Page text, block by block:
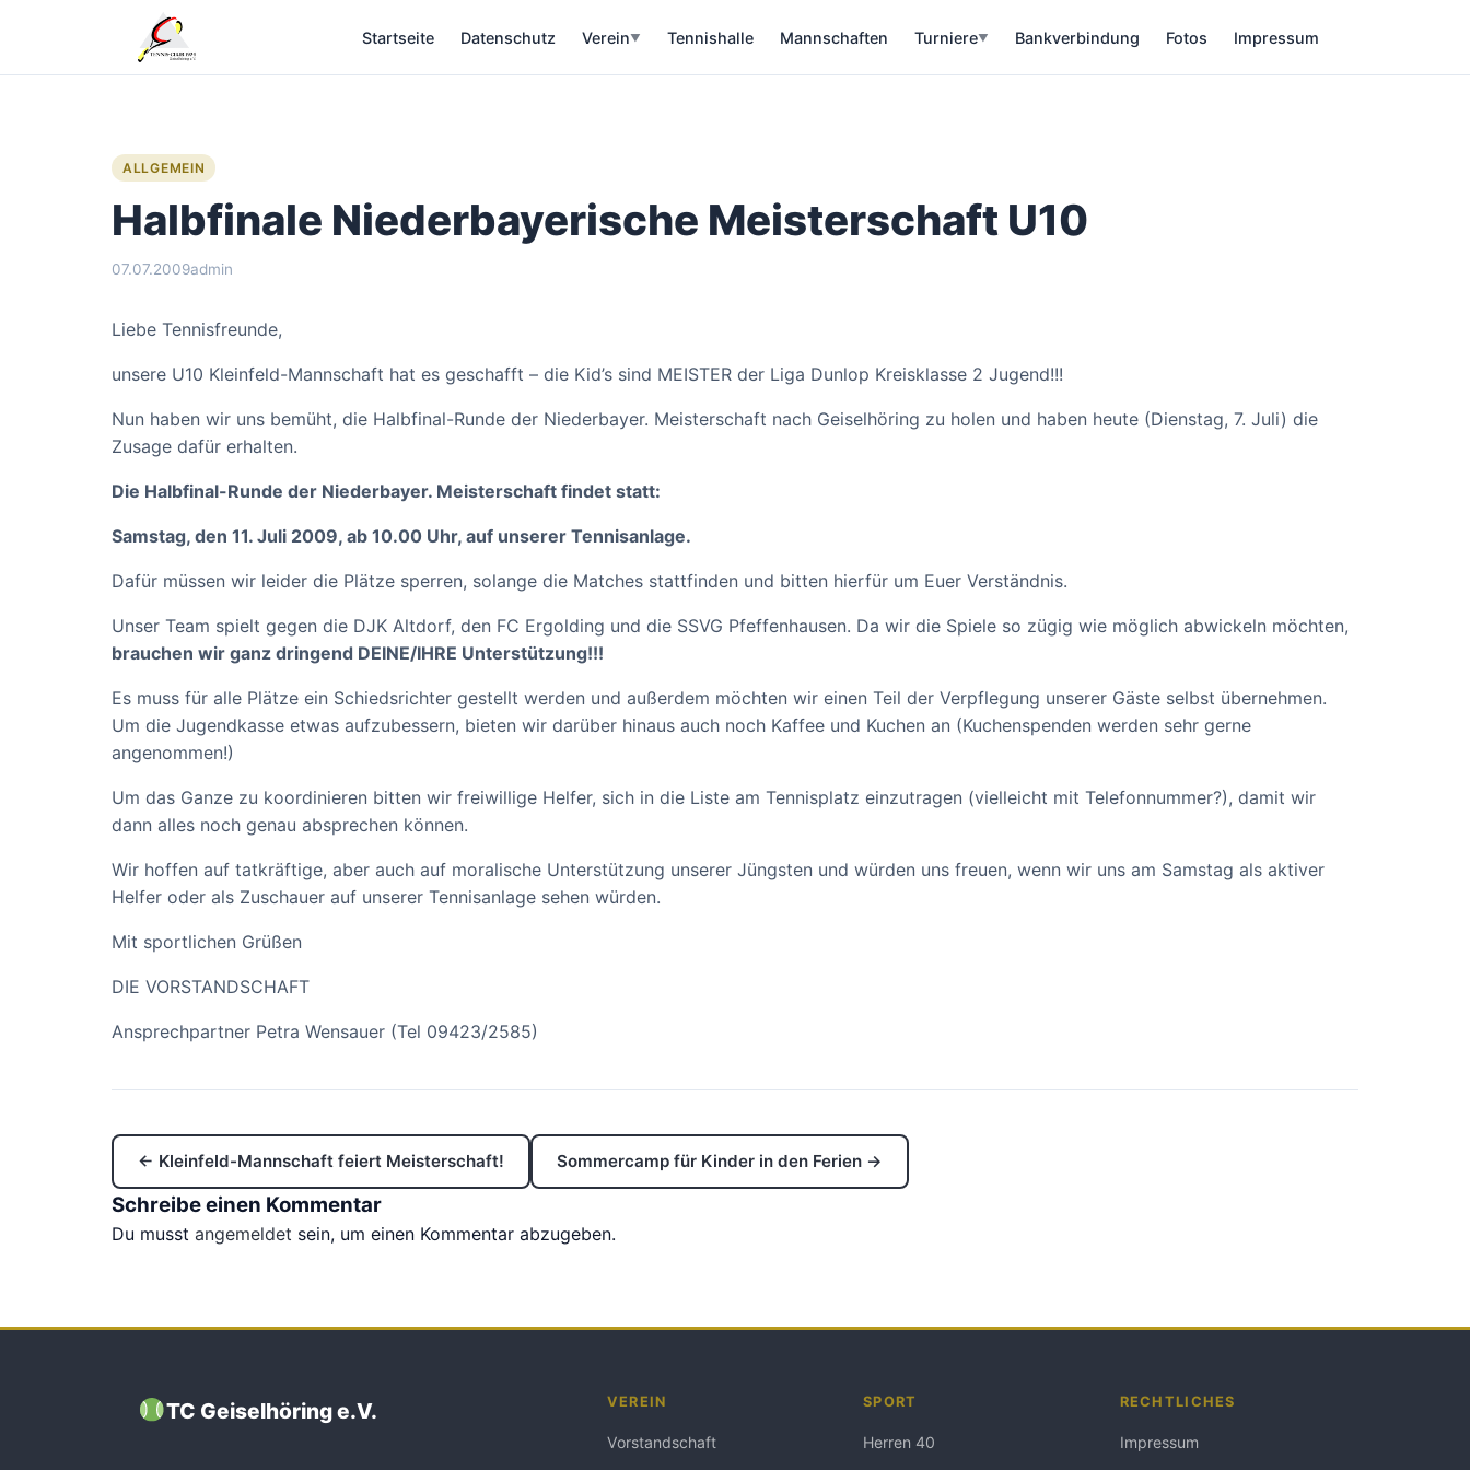
Startseite Datenschutz Verein▼ Tennishalle Mannschaften Turniere▼ Bankverbindung Fotos Impressum
ALLGEMEIN
Halbfinale Niederbayerische Meisterschaft U10
07.07.2009admin
Liebe Tennisfreunde,
unsere U10 Kleinfeld-Mannschaft hat es geschafft – die Kid’s sind MEISTER der Liga Dunlop Kreisklasse 2 Jugend!!!
Nun haben wir uns bemüht, die Halbfinal-Runde der Niederbayer. Meisterschaft nach Geiselhöring zu holen und haben heute (Dienstag, 7. Juli) die
Zusage dafür erhalten.
Die Halbfinal-Runde der Niederbayer. Meisterschaft findet statt:
Samstag, den 11. Juli 2009, ab 10.00 Uhr, auf unserer Tennisanlage.
Dafür müssen wir leider die Plätze sperren, solange die Matches stattfinden und bitten hierfür um Euer Verständnis.
Unser Team spielt gegen die DJK Altdorf, den FC Ergolding und die SSVG Pfeffenhausen. Da wir die Spiele so zügig wie möglich abwickeln möchten,
brauchen wir ganz dringend DEINE/IHRE Unterstützung!!!
Es muss für alle Plätze ein Schiedsrichter gestellt werden und außerdem möchten wir einen Teil der Verpflegung unserer Gäste selbst übernehmen.
Um die Jugendkasse etwas aufzubessern, bieten wir darüber hinaus auch noch Kaffee und Kuchen an (Kuchenspenden werden sehr gerne
angenommen!)
Um das Ganze zu koordinieren bitten wir freiwillige Helfer, sich in die Liste am Tennisplatz einzutragen (vielleicht mit Telefonnummer?), damit wir
dann alles noch genau absprechen können.
Wir hoffen auf tatkräftige, aber auch auf moralische Unterstützung unserer Jüngsten und würden uns freuen, wenn wir uns am Samstag als aktiver
Helfer oder als Zuschauer auf unserer Tennisanlage sehen würden.
Mit sportlichen Grüßen
DIE VORSTANDSCHAFT
Ansprechpartner Petra Wensauer (Tel 09423/2585)
← Kleinfeld-Mannschaft feiert Meisterschaft! Sommercamp für Kinder in den Ferien →
Schreibe einen Kommentar
Du musst angemeldet sein, um einen Kommentar abzugeben.
TC Geiselhöring e.V. VEREIN
Vorstandschaft
SPORT
Herren 40
RECHTLICHES
Impressum